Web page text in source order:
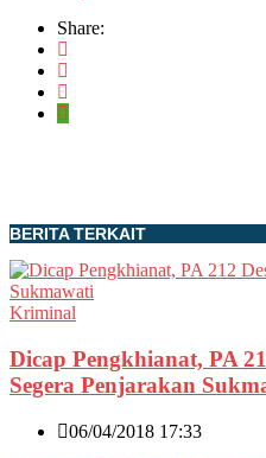
Share:
BERITA TERKAIT
Kriminal
Dicap Pengkhianat, PA
Segera Penjarakan
06/04/2018 17:33